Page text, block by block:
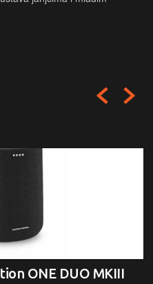
ONE DUO MKIII